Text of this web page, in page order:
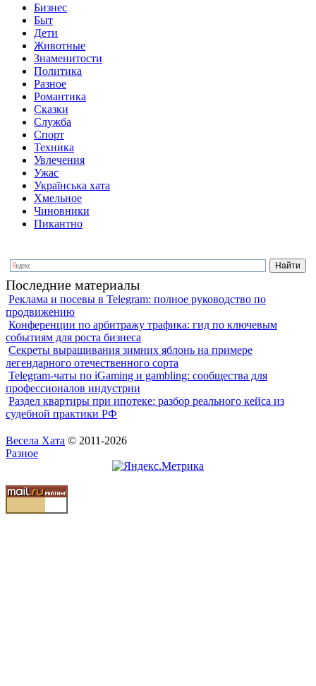
Бизнес
Быт
Дети
Животные
Знаменитости
Политика
Разное
Романтика
Сказки
Служба
Спорт
Техника
Увлечения
Ужас
Українська хата
Хмельное
Чиновники
Пикантно
Последние материалы
Реклама и посевы в Telegram: полное руководство по
продвижению
Конференции по арбитражу трафика: гид по ключевым
событиям для роста бизнеса
Секреты выращивания зимних яблонь на примере
легендарного отечественного сорта
Telegram-чаты по iGaming и gambling: сообщества для
профессионалов индустрии
Раздел квартиры при ипотеке: разбор реального кейса из
судебной практики РФ
Весела Хата © 2011-2026
Разное